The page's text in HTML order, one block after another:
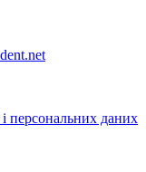
і персональних даних